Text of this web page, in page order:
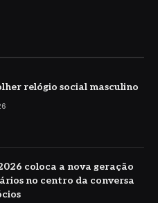
relógio social masculino
coloca a nova geração
no centro da conversa